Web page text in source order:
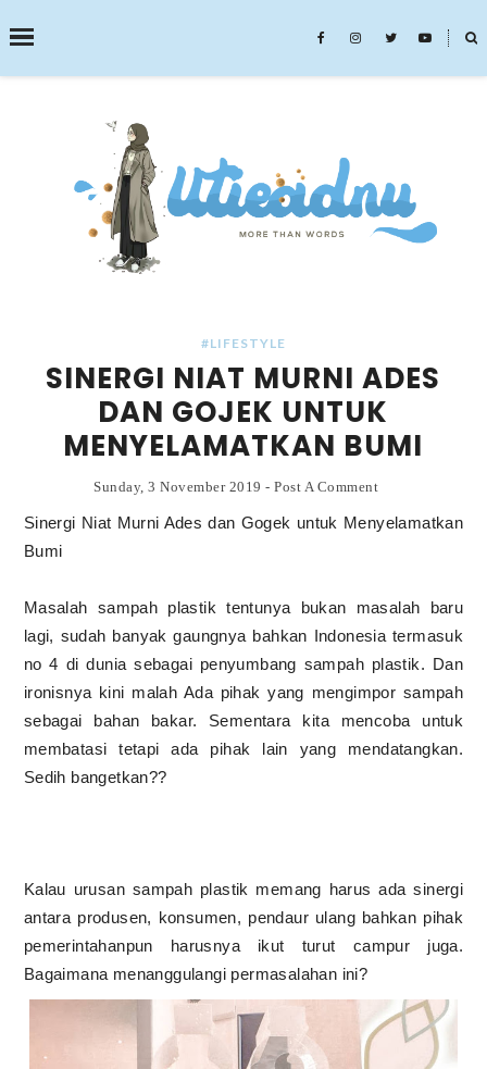
˟
SEARCH THIS BLOG
#LIFESTYLE
SINERGI NIAT MURNI ADES
DAN GOJEK UNTUK
MENYELAMATKAN BUMI
Sunday, 3 November 2019-Post A Comment
Sinergi Niat Murni Ades dan Gogek untuk Menyelamatkan
Bumi
Masalah sampah plastik tentunya bukan masalah baru
lagi, sudah banyak gaungnya bahkan Indonesia termasuk
no 4 di dunia sebagai penyumbang sampah plastik. Dan
ironisnya kini malah Ada pihak yang mengimpor sampah
sebagai bahan bakar. Sementara kita mencoba untuk
membatasi tetapi ada pihak lain yang mendatangkan.
Sedih bangetkan??
Kalau urusan sampah plastik memang harus ada sinergi
antara produsen, konsumen, pendaur ulang bahkan pihak
pemerintahanpun harusnya ikut turut campur juga.
Bagaimana menanggulangi permasalahan ini?